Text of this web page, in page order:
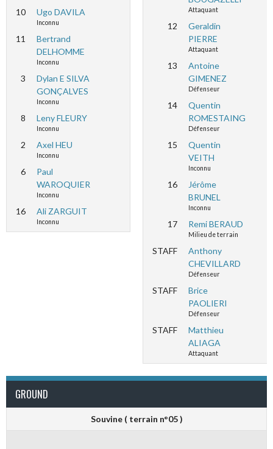
10 Ugo DAVILA
Inconnu
11
Bertrand
DELHOMME
Inconnu
3
Dylan E SILVA
GONÇALVES
Inconnu
8 Leny FLEURY
Inconnu
2 Axel HEU
Inconnu
6
Paul
WAROQUIER
Inconnu
16 Ali ZARGUIT
Inconnu
Attaquant
12
Geraldin
PIERRE
Attaquant
13
Antoine
GIMENEZ
Défenseur
14
Quentin
ROMESTAING
Défenseur
15
Quentin
VEITH
Inconnu
16
Jérôme
BRUNEL
Inconnu
17 Remi BERAUD
Milieu de terrain
STAFF
Anthony
CHEVILLARD
Défenseur
STAFF
Brice
PAOLIERI
Défenseur
STAFF
Matthieu
ALIAGA
Attaquant
GROUND
Souvine ( terrain n°05 )